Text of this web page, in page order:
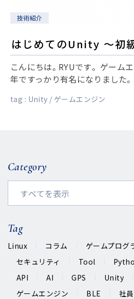
技術紹介
はじめてのUnity ～初
こんにちは。RYUです。 ゲーム
年ですっかり有名になりました
tag : Unity ゲームエンジン
Category
Tag
Linux コラム
ゲームプログ
セキュリティ
Tool
API
AI GPS Unity
ゲームエンジン
BLE 社員